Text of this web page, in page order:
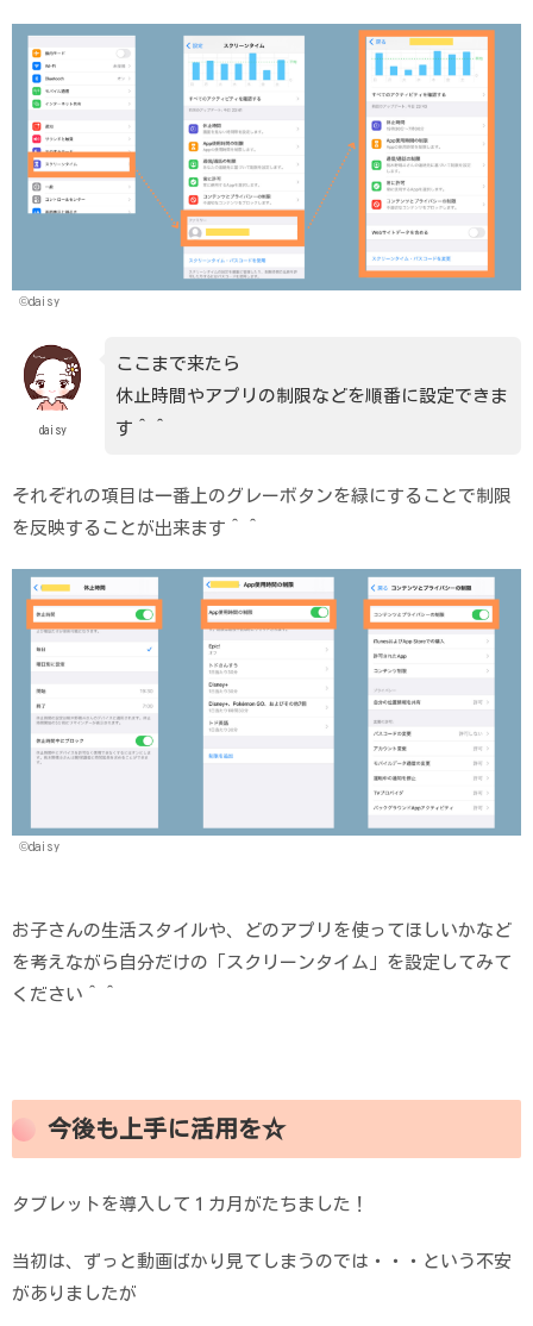
©daisy
daisy
ここまで来たら
休止時間やアプリの制限などを順番に設定できま
す＾＾
それぞれの項目は一番上のグレーボタンを緑にすることで制限
を反映することが出来ます＾＾
©daisy
お子さんの生活スタイルや、どのアプリを使ってほしいかなど
を考えながら自分だけの「スクリーンタイム」を設定してみて
ください＾＾
今後も上手に活用を☆
タブレットを導入して１カ月がたちました！
当初は、ずっと動画ばかり見てしまうのでは・・・という不安
がありましたが